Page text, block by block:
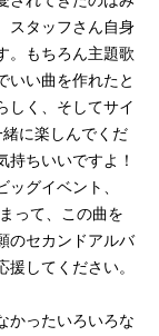
スタッフさん自身
。もちろん主題歌
いい曲を作れたと
しく、そしてサイ
に楽しんでくだ
ちいいですよ！
グイベント、
って、この曲を
のセカンドアルバ
してください。
かったいろいろな